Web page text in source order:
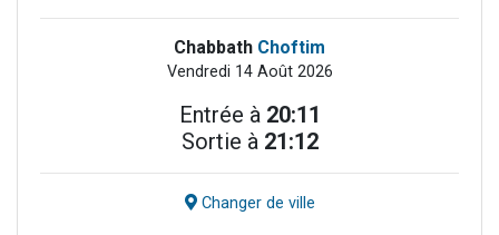
Chabbath Choftim
Vendredi 14 Août 2026
Entrée à 20:11
Sortie à 21:12
Changer de ville